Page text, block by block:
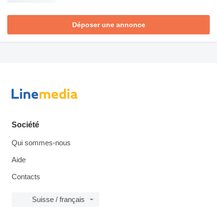
Déposer une annonce
Société
Qui sommes-nous
Aide
Contacts
Suisse / français